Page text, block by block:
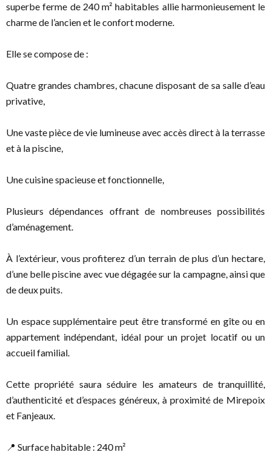
superbe ferme de 240 m² habitables allie harmonieusement le
charme de l’ancien et le confort moderne.
Elle se compose de :
Quatre grandes chambres, chacune disposant de sa salle d’eau
privative,
Une vaste pièce de vie lumineuse avec accès direct à la terrasse
et à la piscine,
Une cuisine spacieuse et fonctionnelle,
Plusieurs dépendances offrant de nombreuses possibilités
d’aménagement.
À l’extérieur, vous profiterez d’un terrain de plus d’un hectare,
d’une belle piscine avec vue dégagée sur la campagne, ainsi que
de deux puits.
Un espace supplémentaire peut être transformé en gîte ou en
appartement indépendant, idéal pour un projet locatif ou un
accueil familial.
Cette propriété saura séduire les amateurs de tranquillité,
d’authenticité et d’espaces généreux, à proximité de Mirepoix
et Fanjeaux.
📍 Surface habitable : 240 m²